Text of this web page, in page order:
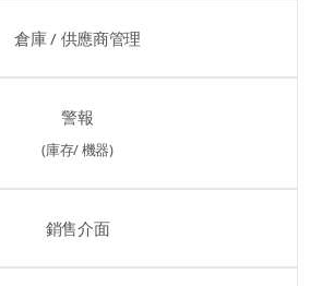
倉庫 / 供應商管理
警報
(庫存/ 機器)
銷售介面